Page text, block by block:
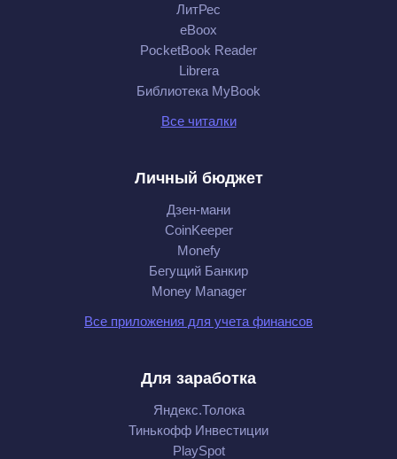
ЛитРес
eBoox
PocketBook Reader
Librera
Библиотека MyBook
Все читалки
Личный бюджет
Дзен-мани
CoinKeeper
Monefy
Бегущий Банкир
Money Manager
Все приложения для учета финансов
Для заработка
Яндекс.Толока
Тинькофф Инвестиции
PlaySpot